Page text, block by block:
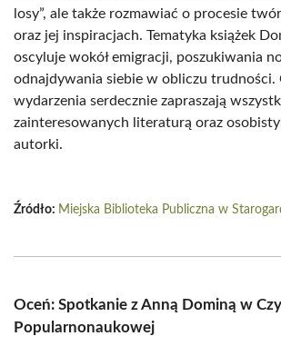
losy”, ale także rozmawiać o procesie
oraz jej inspiracjach. Tematyka książek
oscyluje wokół emigracji, poszukiwania
odnajdywania siebie w obliczu trudności.
wydarzenia serdecznie zapraszają
zainteresowanych literaturą oraz
autorki.
Źródło: Miejska Biblioteka Publiczna w
Oceń: Spotkanie z Anną Dominą w
Popularnonaukowej